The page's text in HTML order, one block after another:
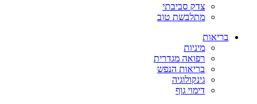
צדק סביבתי
מתלבשת טוב
בריאות
מיניות
רפואה מגדרית
בריאות הנפש
גינקולוגיה
דימוי גוף